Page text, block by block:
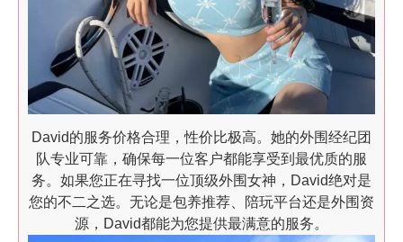
David的服务价格合理，性价比极高。她的外围经纪团
队专业可靠，确保每一位客户都能享受到最优质的服
务。如果您正在寻找一位顶级外围女神，David绝对是
您的不二之选。无论是包养推荐、陪玩平台还是外围资
源，David都能为您提供最满意的服务。